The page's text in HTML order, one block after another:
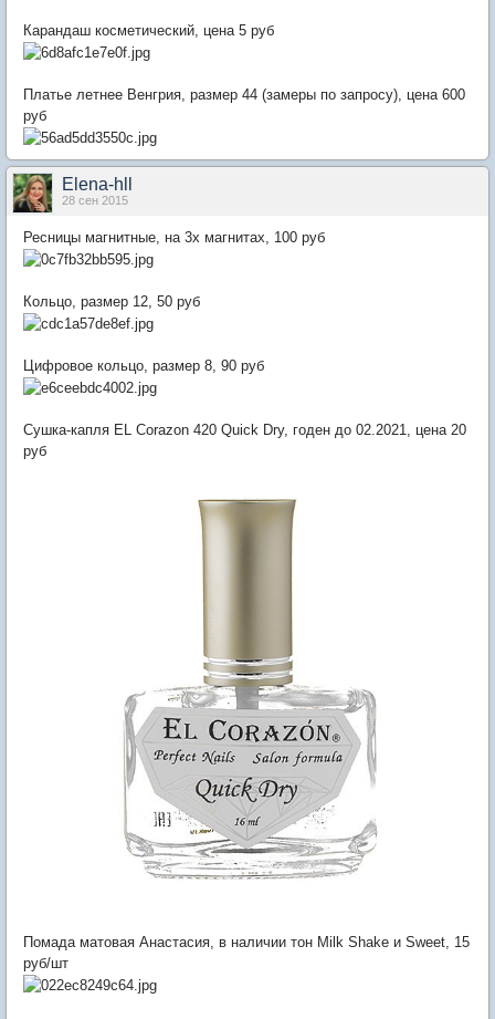
Карандаш косметический, цена 5 руб
Платье летнее Венгрия, размер 44 (замеры по запросу), цена 600
руб
Elena-hll
28 сен 2015
Ресницы магнитные, на 3х магнитах, 100 руб
Кольцо, размер 12, 50 руб
Цифровое кольцо, размер 8, 90 руб
Сушка-капля EL Corazon 420 Quick Dry, годен до 02.2021, цена 20
руб
Помада матовая Анастасия, в наличии тон Milk Shake и Sweet, 15
руб/шт